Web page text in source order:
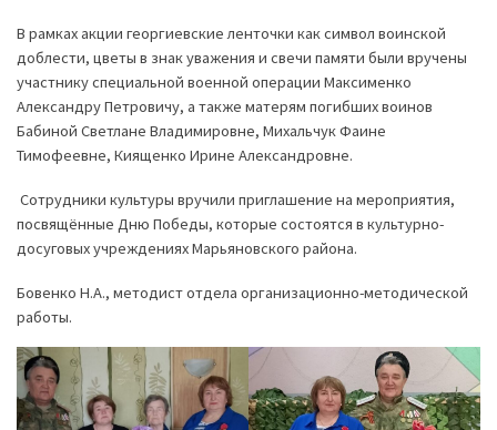
В рамках акции георгиевские ленточки как символ воинской
доблести, цветы в знак уважения и свечи памяти были вручены
участнику специальной военной операции Максименко
Александру Петровичу, а также матерям погибших воинов
Бабиной Светлане Владимировне, Михальчук Фаине
Тимофеевне, Киященко Ирине Александровне.
Сотрудники культуры вручили приглашение на мероприятия,
посвящённые Дню Победы, которые состоятся в культурно-
досуговых учреждениях Марьяновского района.
Бовенко Н.А., методист отдела организационно-методической
работы.